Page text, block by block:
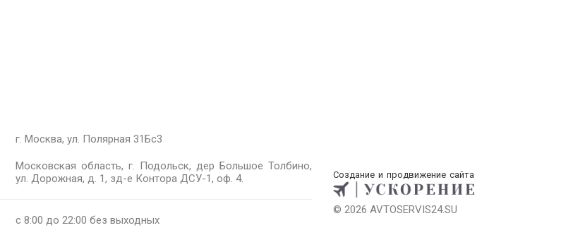
г. Москва, ул. Полярная 31Бс3
Московская область, г. Подольск, дер Большое Толбино,
ул. Дорожная, д. 1, зд-е Контора ДСУ-1, оф. 4.
с 8:00 до 22:00 без выходных
Создание и продвижение сайта
© 2026 AVTOSERVIS24.SU